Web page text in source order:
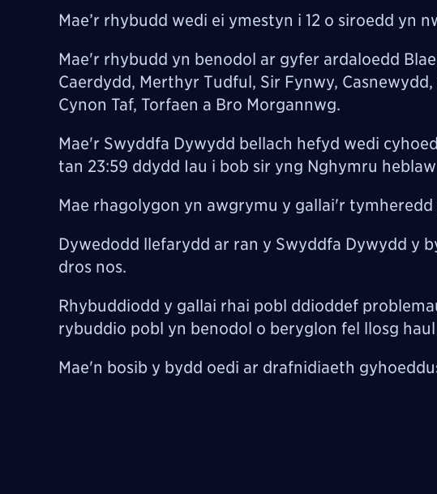
Mae’r rhybudd wedi ei ymestyn i 12 o siroedd yn
Mae'r rhybudd yn benodol ar gyfer ardaloedd
Caerdydd, Merthyr Tudful, Sir Fynwy,
Cynon Taf, Torfaen a Bro Morgannwg.
Mae'r Swyddfa Dywydd bellach hefyd wedi
tan 23:59 ddydd Iau i bob sir yng Nghymru
Mae rhagolygon yn awgrymu y gallai'r
Dywedodd llefarydd ar ran y Swyddfa Dywydd y
dros nos.
Rhybuddiodd y gallai rhai pobl ddioddef
rybuddio pobl yn benodol o beryglon fel llosg
Mae'n bosib y bydd oedi ar drafnidiaeth